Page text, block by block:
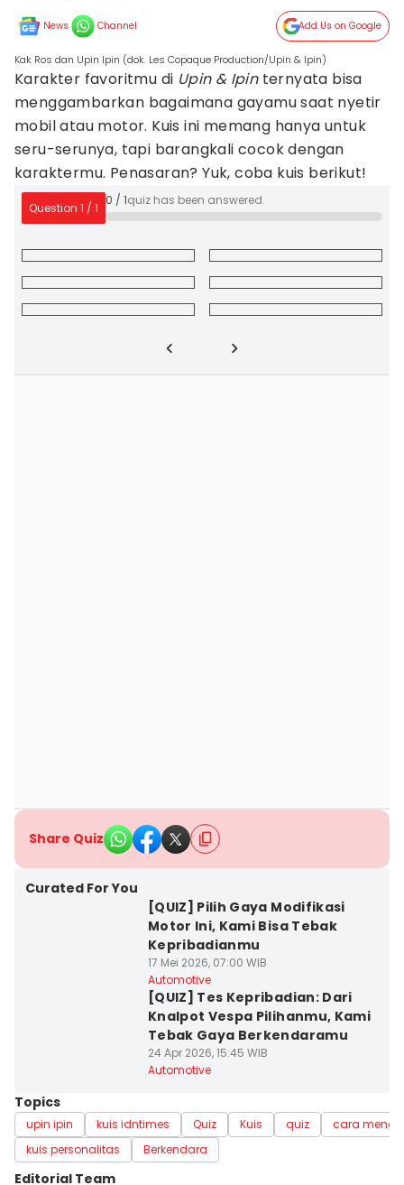
News Channel Add Us on Google
Kak Ros dan Upin Ipin (dok. Les Copaque Production/Upin & Ipin)
Karakter favoritmu di Upin & Ipinternyata bisa
menggambarkan bagaimana gayamu saat nyetir
mobil atau motor. Kuis ini memang hanya untuk
seru-serunya, tapi barangkali cocok dengan
karaktermu. Penasaran? Yuk, coba kuis berikut!
Question 1 / 1
0 / 1quiz has been answered.
Share Quiz
Curated For You
[QUIZ] Pilih Gaya Modifikasi
Motor Ini, Kami Bisa Tebak
Kepribadianmu
17 Mei 2026, 07:00 WIB
Automotive
[QUIZ] Tes Kepribadian: Dari
Knalpot Vespa Pilihanmu, Kami
Tebak Gaya Berkendaramu
24 Apr 2026, 15:45 WIB
Automotive
Topics
upin ipin kuis idntimes Quiz Kuis quiz
cara
kuis personalitas
Berkendara
Editorial Team